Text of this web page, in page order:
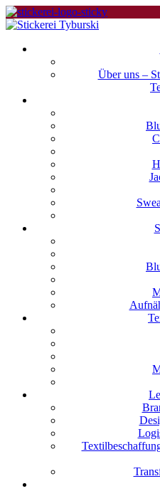
Über uns –